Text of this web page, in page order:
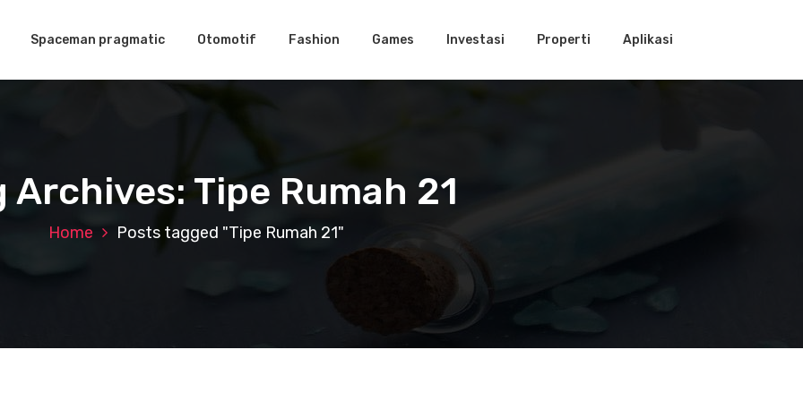
Spaceman pragmatic Otomotif Fashion Games Investasi Properti Aplikasi
Archives: Tipe Rumah 21
Home Posts tagged "Tipe Rumah 21"